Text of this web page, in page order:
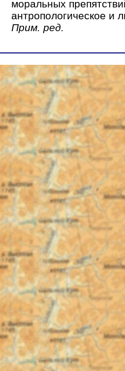
моральных
антропологическое и
Прим. ред.